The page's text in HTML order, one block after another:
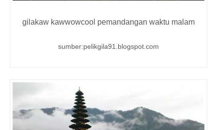
gilakaw kawwowcool pemandangan waktu malam
sumber:pelikgila91.blogspot.com